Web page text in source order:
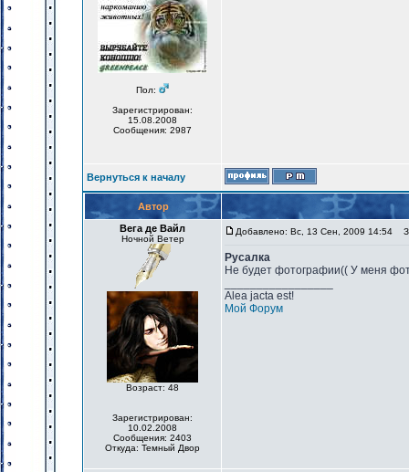
Пол:
Зарегистрирован:
15.08.2008
Сообщения: 2987
Вернуться к началу
Автор
Вега де Вайл
Ночной Ветер
Возраст: 48
Зарегистрирован:
10.02.2008
Сообщения: 2403
Откуда: Темный Двор
Добавлено: Вс, 13 Сен, 2009 14:54
Русалка
Не будет фотографии(( У меня
Alea jacta est!
Мой Форум